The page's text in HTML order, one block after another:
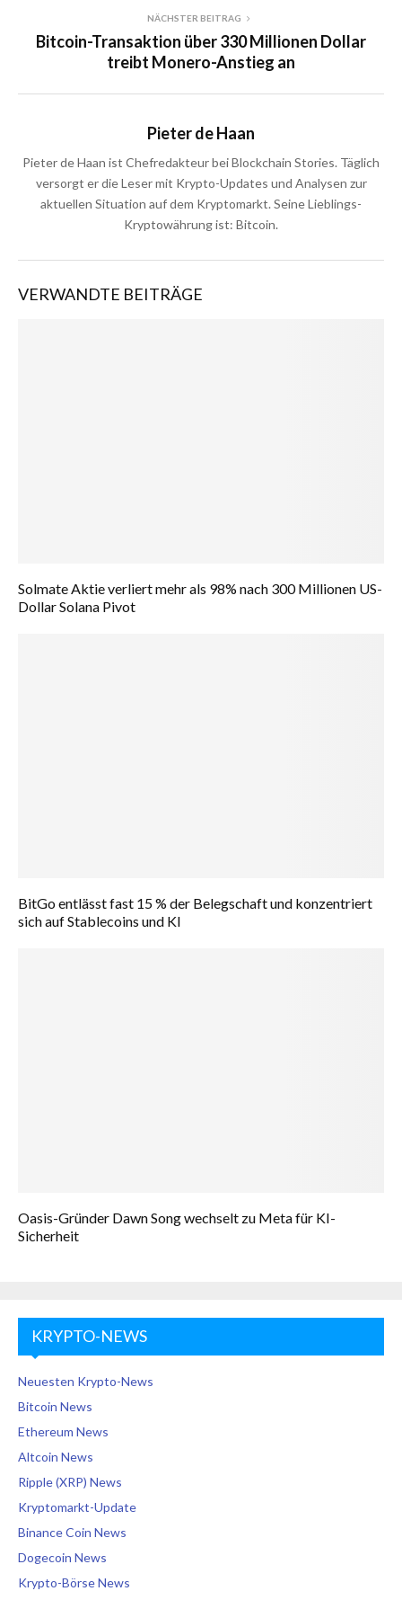
NÄCHSTER BEITRAG
Bitcoin-Transaktion über 330 Millionen Dollar
treibt Monero-Anstieg an
Pieter de Haan
Pieter de Haan ist Chefredakteur bei Blockchain Stories. Täglich
versorgt er die Leser mit Krypto-Updates und Analysen zur
aktuellen Situation auf dem Kryptomarkt. Seine Lieblings-
Kryptowährung ist: Bitcoin.
VERWANDTE BEITRÄGE
Solmate Aktie verliert mehr als 98% nach 300 Millionen US-
Dollar Solana Pivot
BitGo entlässt fast 15 % der Belegschaft und konzentriert
sich auf Stablecoins und KI
Oasis-Gründer Dawn Song wechselt zu Meta für KI-
Sicherheit
KRYPTO-NEWS
Neuesten Krypto-News
Bitcoin News
Ethereum News
Altcoin News
Ripple (XRP) News
Kryptomarkt-Update
Binance Coin News
Dogecoin News
Krypto-Börse News